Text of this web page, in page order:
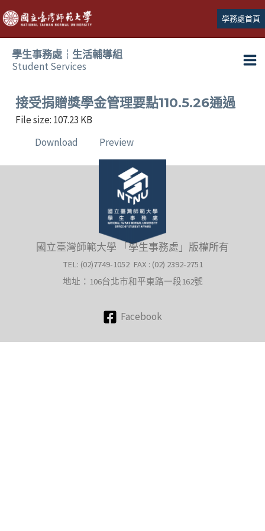
跳
至
主
學務處首頁
學生事務處┆生活輔導組
Student Services
接受捐贈獎學金管理要點110.5.26通過
File size: 107.23 KB
Download
Preview
國立臺灣師範大學 「學生事務處」版權所有
TEL: (02)7749-1052 FAX : (02) 2392-2751
地址：106台北市和平東路一段162號
Facebook